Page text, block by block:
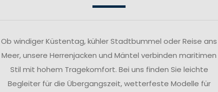
Ob windiger Küstentag, kühler Stadtbummel oder Reise ans
Meer, unsere Herrenjacken und Mäntel verbinden maritimen
Stil mit hohem Tragekomfort. Bei uns finden Sie leichte
Begleiter für die Übergangszeit, wetterfeste Modelle für